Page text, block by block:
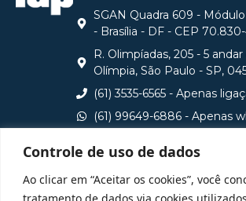
Controle de uso de dados
Ao clicar em “Aceitar os cookies”, você
tratamento de dados via cookies
SGAN Quadra 609 -
- Brasília - DF - CEP
R. Olimpíadas, 205 - 5
Olímpia, São Paulo - SP,
(61) 3535-6565 - Apenas
(61) 99649-6886 - Apenas
Consulte aqui o cadastro da
MEC